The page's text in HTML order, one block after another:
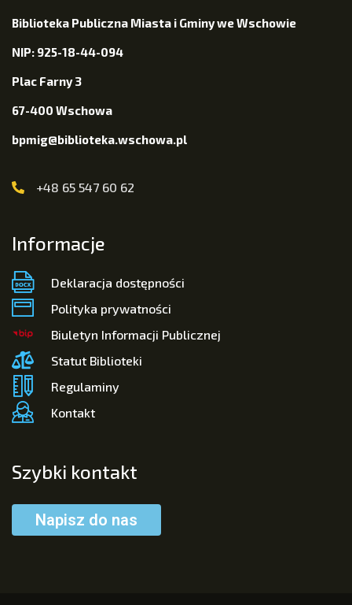
Biblioteka Publiczna Miasta i Gminy we Wschowie
NIP: 925-18-44-094
Plac Farny 3
67-400 Wschowa
bpmig@biblioteka.wschowa.pl
+48 65 547 60 62
Informacje
Deklaracja dostępności
Polityka prywatności
Biuletyn Informacji Publicznej
Statut Biblioteki
Regulaminy
Kontakt
Szybki kontakt
Napisz do nas